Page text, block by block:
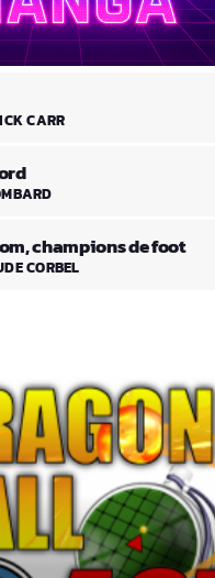
champions de foot
CORBEL
CARR